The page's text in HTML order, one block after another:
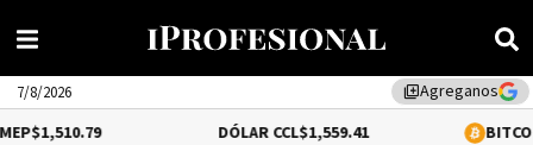
library_addAgreganos
7/8/2026
$1,559.41 0.12%